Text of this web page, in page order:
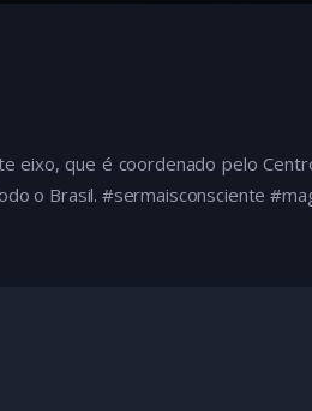
eixo, que é coordenado pelo
o Brasil. #sermaisconsciente